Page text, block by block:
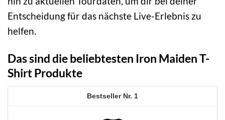
Entscheidung für das nächste Live-Erlebnis zu
helfen.
Das sind die beliebtesten Iron Maiden T-
Shirt Produkte
1